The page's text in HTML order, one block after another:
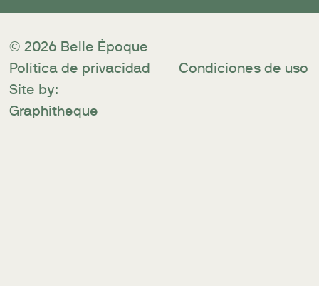
© 2026 Belle Èpoque
Política de privacidad Condiciones de uso
Site by:
Graphitheque